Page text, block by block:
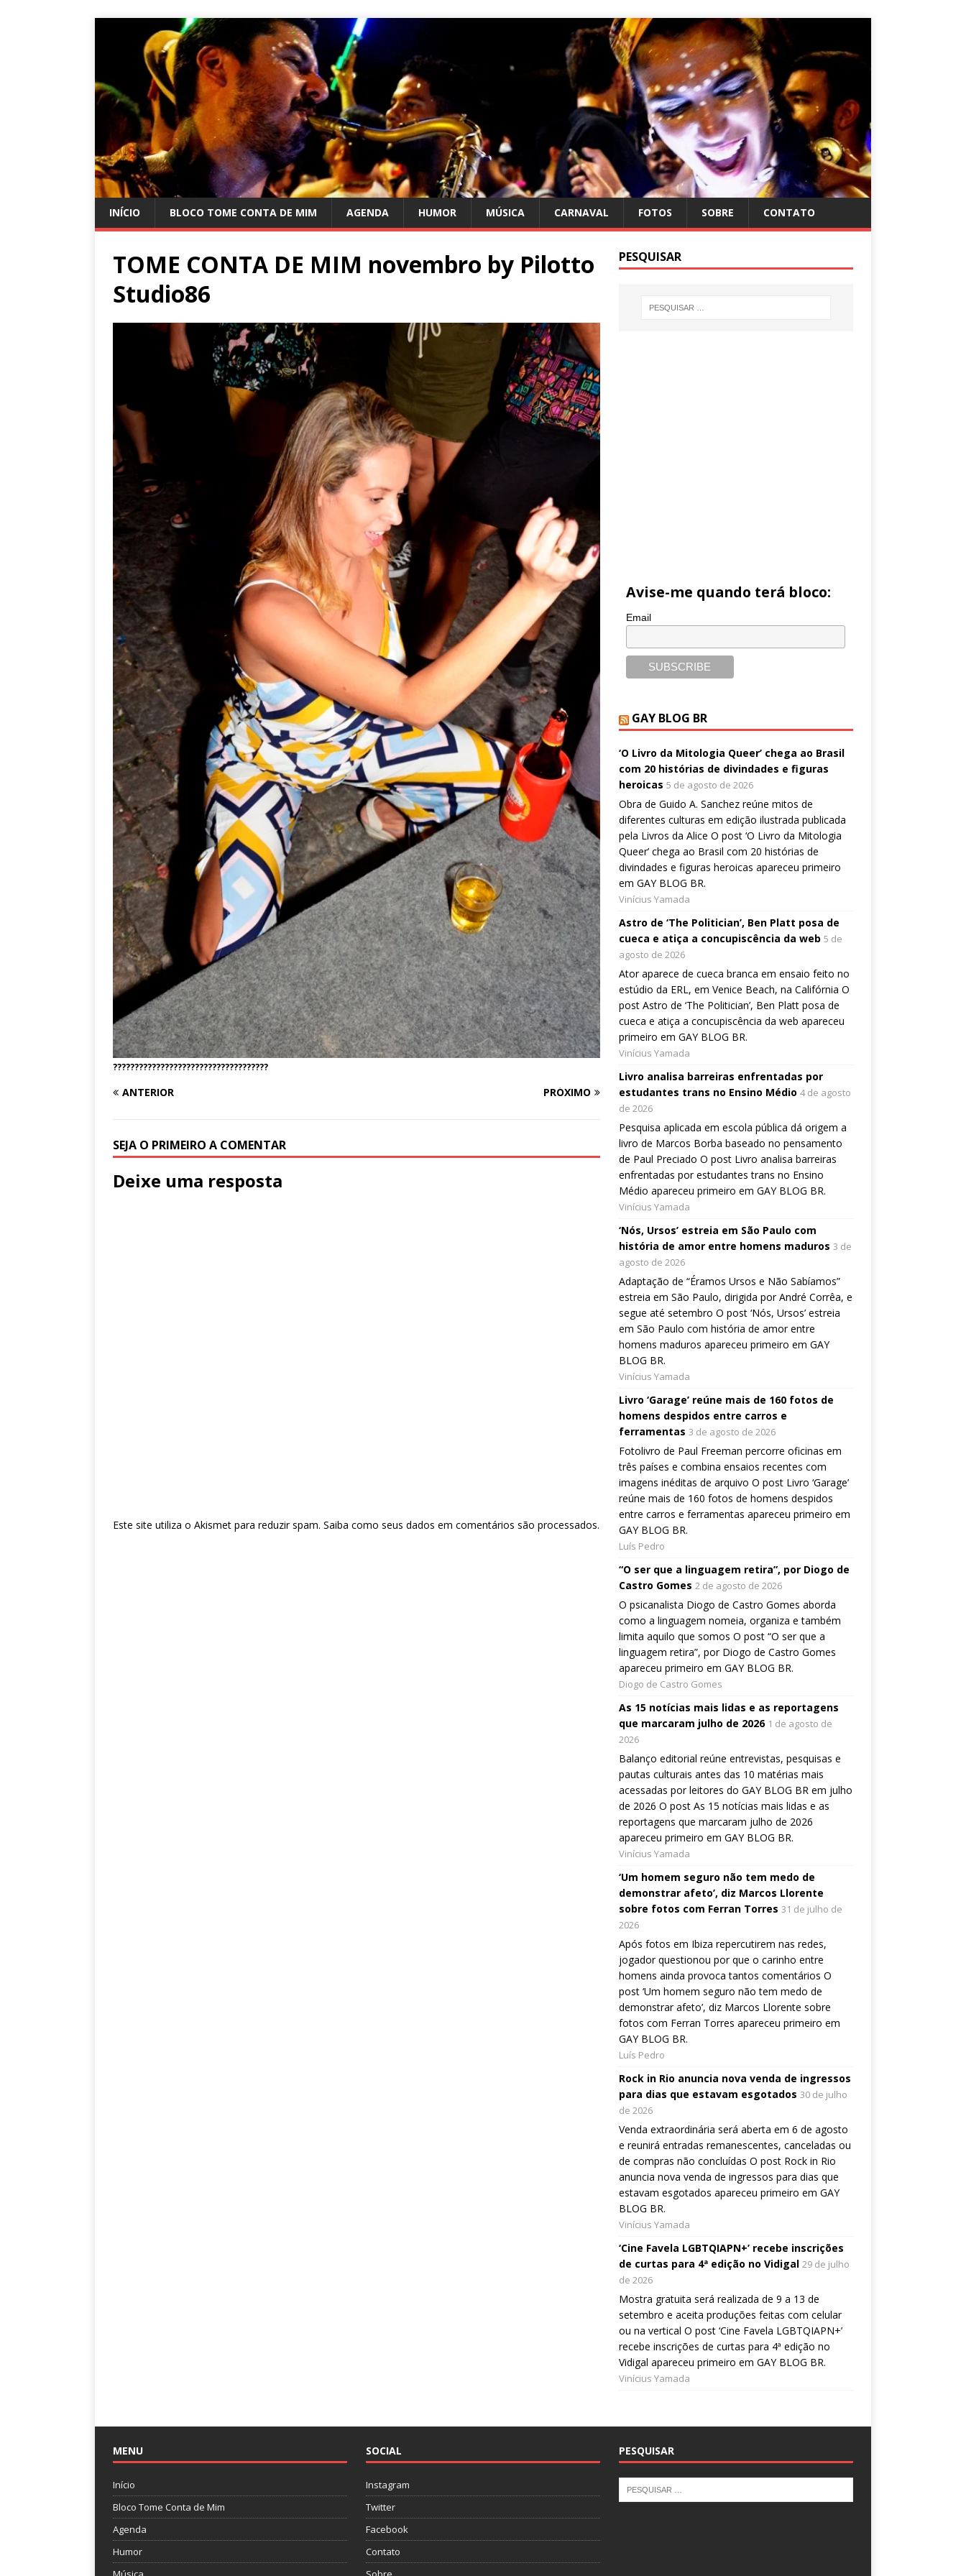
INÍCIO BLOCO TOME CONTA DE MIM AGENDA HUMOR MÚSICA CARNAVAL FOTOS SOBRE CONTATO
TOME CONTA DE MIM novembro by Pilotto
Studio86
????????????????????????????????????
ANTERIOR PRÓXIMO
SEJA O PRIMEIRO A COMENTAR
Deixe uma resposta
Este site utiliza o Akismet para reduzir spam. Saiba como seus dados em comentários são processados.
PESQUISAR
Avise-me quando terá bloco:
Email
GAY BLOG BR
‘O Livro da Mitologia Queer’ chega ao Brasil
com 20 histórias de divindades e figuras
heroicas 5 de agosto de 2026
Obra de Guido A. Sanchez reúne mitos de
diferentes culturas em edição ilustrada publicada
pela Livros da Alice O post ‘O Livro da Mitologia
Queer’ chega ao Brasil com 20 histórias de
divindades e figuras heroicas apareceu primeiro
em GAY BLOG BR.
Vinícius Yamada
Astro de ‘The Politician’, Ben Platt posa de
cueca e atiça a concupiscência da web 5 de
agosto de 2026
Ator aparece de cueca branca em ensaio feito no
estúdio da ERL, em Venice Beach, na Califórnia O
post Astro de ‘The Politician’, Ben Platt posa de
cueca e atiça a concupiscência da web apareceu
primeiro em GAY BLOG BR.
Vinícius Yamada
Livro analisa barreiras enfrentadas por
estudantes trans no Ensino Médio 4 de agosto
de 2026
Pesquisa aplicada em escola pública dá origem a
livro de Marcos Borba baseado no pensamento
de Paul Preciado O post Livro analisa barreiras
enfrentadas por estudantes trans no Ensino
Médio apareceu primeiro em GAY BLOG BR.
Vinícius Yamada
‘Nós, Ursos’ estreia em São Paulo com
história de amor entre homens maduros 3 de
agosto de 2026
Adaptação de “Éramos Ursos e Não Sabíamos”
estreia em São Paulo, dirigida por André Corrêa, e
segue até setembro O post ‘Nós, Ursos’ estreia
em São Paulo com história de amor entre
homens maduros apareceu primeiro em GAY
BLOG BR.
Vinícius Yamada
Livro ‘Garage’ reúne mais de 160 fotos de
homens despidos entre carros e
ferramentas 3 de agosto de 2026
Fotolivro de Paul Freeman percorre oficinas em
três países e combina ensaios recentes com
imagens inéditas de arquivo O post Livro ‘Garage’
reúne mais de 160 fotos de homens despidos
entre carros e ferramentas apareceu primeiro em
GAY BLOG BR.
Luís Pedro
“O ser que a linguagem retira”, por Diogo de
Castro Gomes 2 de agosto de 2026
O psicanalista Diogo de Castro Gomes aborda
como a linguagem nomeia, organiza e também
limita aquilo que somos O post “O ser que a
linguagem retira”, por Diogo de Castro Gomes
apareceu primeiro em GAY BLOG BR.
Diogo de Castro Gomes
As 15 notícias mais lidas e as reportagens
que marcaram julho de 2026 1 de agosto de
2026
Balanço editorial reúne entrevistas, pesquisas e
pautas culturais antes das 10 matérias mais
acessadas por leitores do GAY BLOG BR em julho
de 2026 O post As 15 notícias mais lidas e as
reportagens que marcaram julho de 2026
apareceu primeiro em GAY BLOG BR.
Vinícius Yamada
‘Um homem seguro não tem medo de
demonstrar afeto’, diz Marcos Llorente
sobre fotos com Ferran Torres 31 de julho de
2026
Após fotos em Ibiza repercutirem nas redes,
jogador questionou por que o carinho entre
homens ainda provoca tantos comentários O
post ‘Um homem seguro não tem medo de
demonstrar afeto’, diz Marcos Llorente sobre
fotos com Ferran Torres apareceu primeiro em
GAY BLOG BR.
Luís Pedro
Rock in Rio anuncia nova venda de ingressos
para dias que estavam esgotados 30 de julho
de 2026
Venda extraordinária será aberta em 6 de agosto
e reunirá entradas remanescentes, canceladas ou
de compras não concluídas O post Rock in Rio
anuncia nova venda de ingressos para dias que
estavam esgotados apareceu primeiro em GAY
BLOG BR.
Vinícius Yamada
‘Cine Favela LGBTQIAPN+’ recebe inscrições
de curtas para 4ª edição no Vidigal 29 de julho
de 2026
Mostra gratuita será realizada de 9 a 13 de
setembro e aceita produções feitas com celular
ou na vertical O post ‘Cine Favela LGBTQIAPN+’
recebe inscrições de curtas para 4ª edição no
Vidigal apareceu primeiro em GAY BLOG BR.
Vinícius Yamada
MENU
Início
Bloco Tome Conta de Mim
Agenda
Humor
SOCIAL
Instagram
Twitter
Facebook
Contato
PESQUISAR